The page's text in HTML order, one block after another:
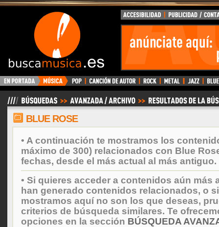
BuscaMusica.es
BLUE ROSE
• A continuación te mostramos los
máximo de 300) relacionados con Blue
fechas, desde el más actual al más antiguo.
• Si quieres acceder a contenidos aún más
han generado contenidos relacionados, o
mostramos aquí no son los que deseas,
criterios de búsqueda similares. Te
opciones en la sección BÚSQUEDA